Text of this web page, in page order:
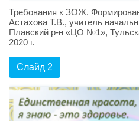
Требования к ЗОЖ.
Астахова Т.В., учитель
Плавский р-н «ЦО №1»,
2020 г.
Слайд 2